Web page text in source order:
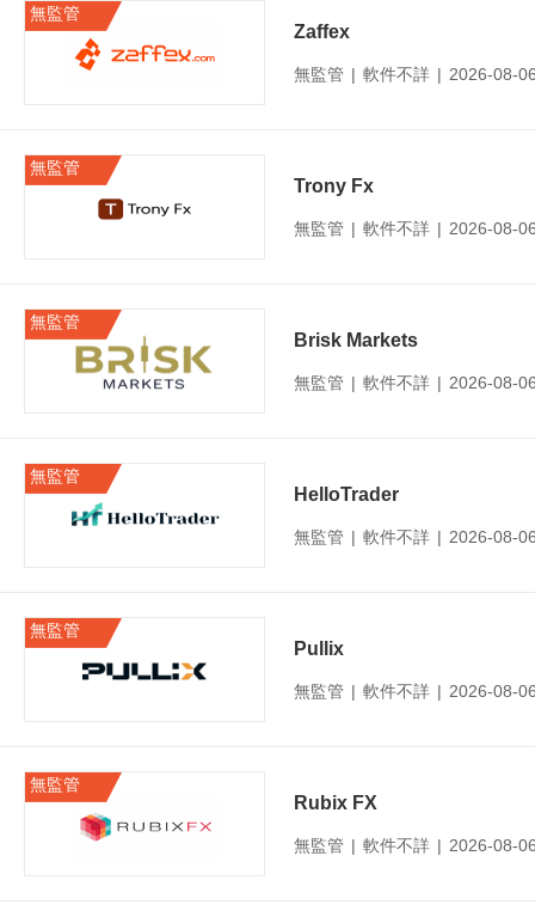
無監管
Zaffex
無監管 | 軟件不詳 | 2026-08-
無監管
Trony Fx
無監管 | 軟件不詳 | 2026-08-
無監管
Brisk Markets
無監管 | 軟件不詳 | 2026-08-
無監管
HelloTrader
無監管 | 軟件不詳 | 2026-08-
無監管
Pullix
無監管 | 軟件不詳 | 2026-08-
無監管
Rubix FX
無監管 | 軟件不詳 | 2026-08-